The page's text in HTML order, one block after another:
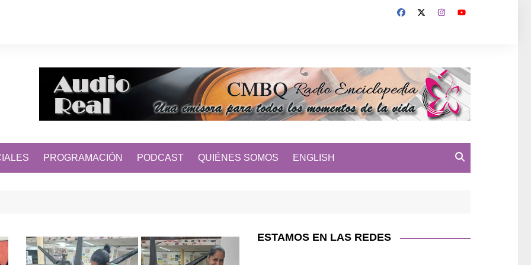
PROGRAMACIÓN PODCAST QUIÉNES SOMOS ENGLISH
ESTAMOS EN LAS REDES